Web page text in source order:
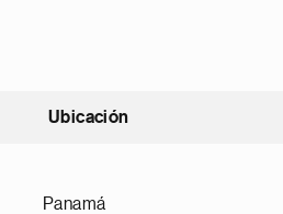
Ubicación
Panamá